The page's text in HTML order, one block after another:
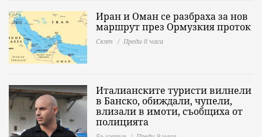
Иран и Оман се разбраха за нов
маршрут през Ормузкия проток
Свят Преди 8 часа
Италианските туристи вилнели
в Банско, обиждали, чупели,
влизали в имоти, съобщиха от
полицията